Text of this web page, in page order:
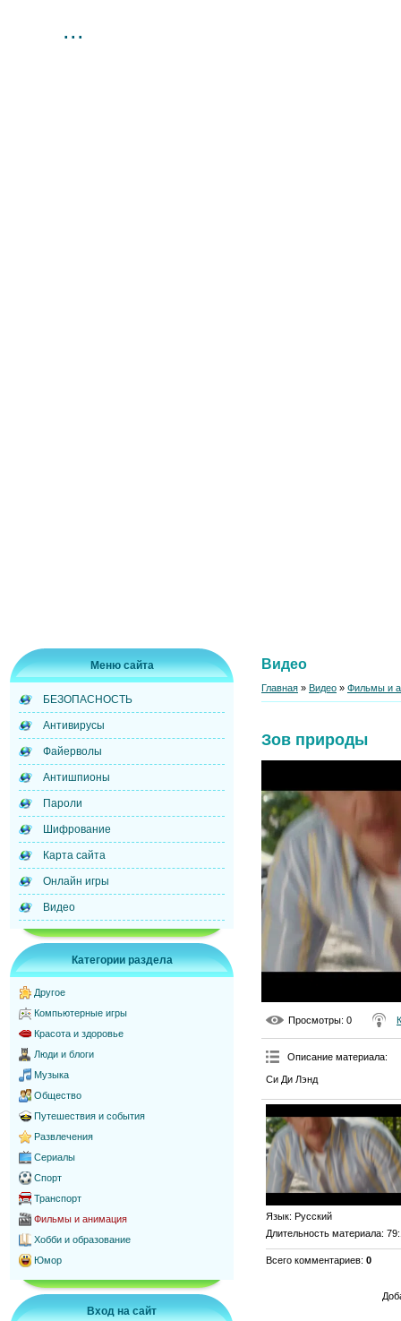
...
Меню сайта
БЕЗОПАСНОСТЬ
Антивирусы
Файерволы
Антишпионы
Пароли
Шифрование
Карта сайта
Онлайн игры
Видео
Категории раздела
Другое
Компьютерные игры
Красота и здоровье
Люди и блоги
Музыка
Общество
Путешествия и события
Развлечения
Сериалы
Спорт
Транспорт
Фильмы и анимация
Хобби и образование
Юмор
Вход на сайт
Видео
Главная » Видео » Фильмы и
Зов природы
Просмотры: 0
Описание материала:
Си Ди Лэнд
Язык: Русский
Длительность материала:
Всего комментариев: 0